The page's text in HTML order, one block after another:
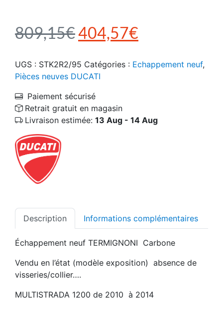
809,15€Le prix initial était :
404,57€
UGS : STK2R2/95 Catégories : Echappement neuf,
Pièces neuves DUCATI
Paiement sécurisé
Retrait gratuit en magasin
Livraison estimée: 13 Aug - 14 Aug
Description Informations complémentaires
Échappement neuf TERMIGNONI Carbone
Vendu en l’état (modèle exposition) absence de
visseries/collier….
MULTISTRADA 1200 de 2010 à 2014